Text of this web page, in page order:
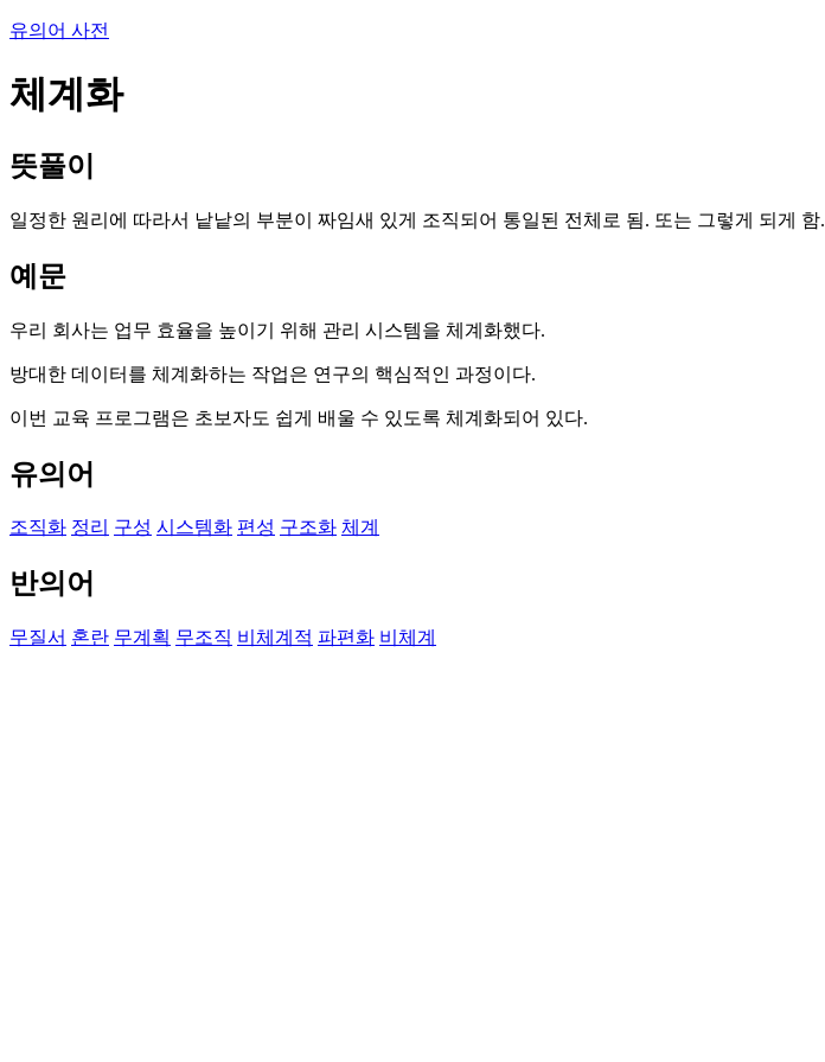
유의어 사전
체계화
뜻풀이
일정한 원리에 따라서 낱낱의 부분이 짜임새 있게 조직되어 통일된 전체로 됨. 또는 그렇게 되게 함.
예문
우리 회사는 업무 효율을 높이기 위해 관리 시스템을 체계화했다.
방대한 데이터를 체계화하는 작업은 연구의 핵심적인 과정이다.
이번 교육 프로그램은 초보자도 쉽게 배울 수 있도록 체계화되어 있다.
유의어
조직화 정리 구성 시스템화 편성 구조화 체계
반의어
무질서 혼란 무계획 무조직 비체계적 파편화 비체계